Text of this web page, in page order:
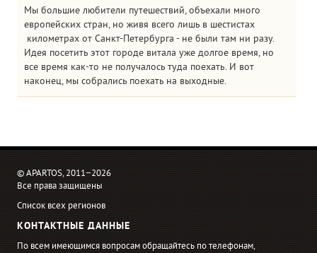
Мы большие любители путешествий, объехали много
европейских стран, но живя всего лишь в шестистах
километрах от Санкт-Петербурга - не были там ни разу.
Идея посетить этот городе витала уже долгое время, но
все время как-то не получалось туда поехать. И вот
наконец, мы собрались поехать на выходные.
© APARTOS, 2011−2026
Все права защищены
Список всех регионов
КОНТАКТНЫЕ ДАННЫЕ
По всем имеющимся вопросам обращайтесь по телефонам,